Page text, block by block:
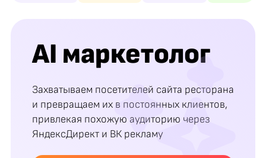
AI маркетолог
Захватываем посетителей сайта ресторана
и превращаем их в постоянных клиентов,
привлекая похожую аудиторию через
ЯндексДирект и ВК рекламу